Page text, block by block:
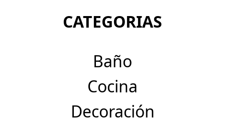
CATEGORIAS
Baño
Cocina
Decoración